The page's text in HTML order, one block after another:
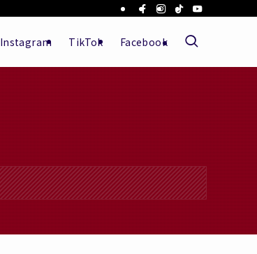
Instagram TikTok Facebook